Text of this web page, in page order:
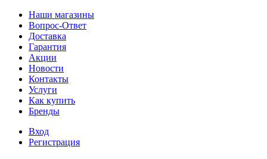
Наши магазины
Вопрос-Ответ
Доставка
Гарантия
Акции
Новости
Контакты
Услуги
Как купить
Бренды
Вход
Регистрация